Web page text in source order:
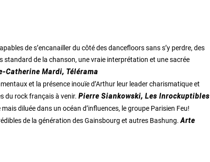
de s’encanailler du côté des dancefloors sans s’y perdre, des
standard de la chanson, une vraie interprétation et une sacrée
Catherine Mardi, Télérama
et la présence inouïe d’Arthur leur leader charismatique et
du rock français à venir. Pierre Siankowski, Les Inrockuptibles
diluée dans un océan d’influences, le groupe Parisien Feu!
de la génération des Gainsbourg et autres Bashung. Arte